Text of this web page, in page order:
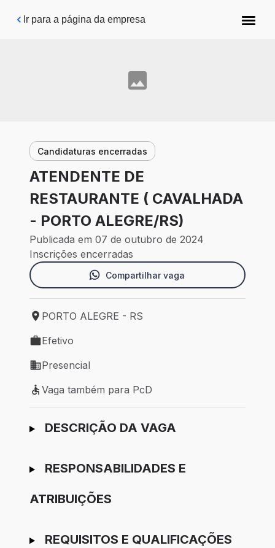
Pular para o conteúdo principal
Ir para a página da empresa
Candidaturas encerradas
ATENDENTE DE
RESTAURANTE ( CAVALHADA
- PORTO ALEGRE/RS)
Publicada em 07 de outubro de 2024
Inscrições encerradas
Compartilhar vaga
Local de trabalho: PORTO ALEGRE - RS
PORTO ALEGRE - RS
Tipo de vaga: Efetivo
Efetivo
Modelo de trabalho: Presencial
Presencial
Vaga também para PcD
Vaga também para PcD
Ir para candidatura
DESCRIÇÃO DA VAGA
RESPONSABILIDADES E
ATRIBUIÇÕES
REQUISITOS E QUALIFICAÇÕES